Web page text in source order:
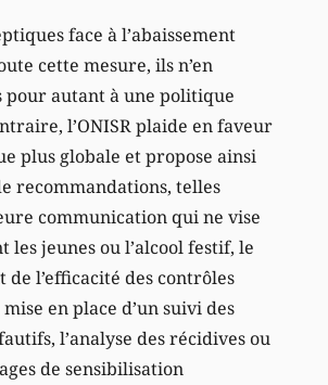
face à l’abaissement
cette mesure, ils n’en
pour autant à une politique
l’ONISR plaide en faveur
plus globale et propose ainsi
recommandations, telles
communication qui ne vise
les jeunes ou l’alcool festif, le
l’efficacité des contrôles
en place d’un suivi des
l’analyse des récidives ou
de sensibilisation